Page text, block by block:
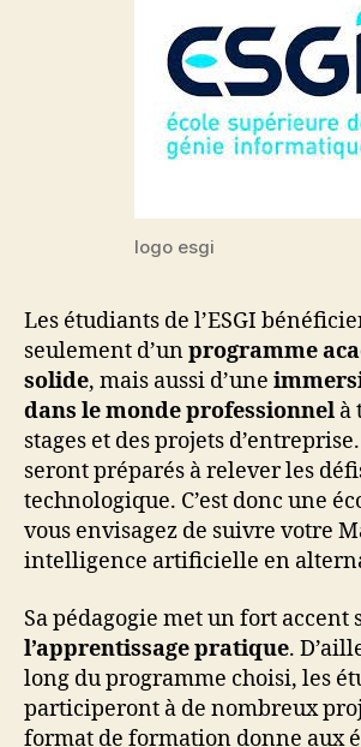
logo esgi
Les étudiants de l’ESGI
seulement d’unprogramme
solide, mais aussi d’une
dans le monde professionnel à
stages et des projets
seront préparés à relever les
technologique. C’est donc une
vous envisagez de suivre votre
intelligence artificielle en
Sa pédagogie met un fort accent
l’apprentissage pratique.
long du programme choisi, les
participeront à de nombreux
format de formation donne aux